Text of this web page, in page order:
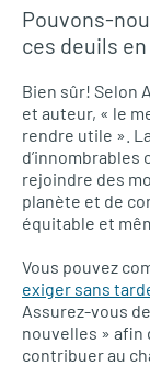
Pouvons-
ces deuils
Bien sûr! Selon
et auteur, « le
rendre utile ».
d’innombrables
rejoindre des
planète et de
équitable et
Vous pouvez
exiger sans
Assurez-vous
nouvelles » afin
contribuer au